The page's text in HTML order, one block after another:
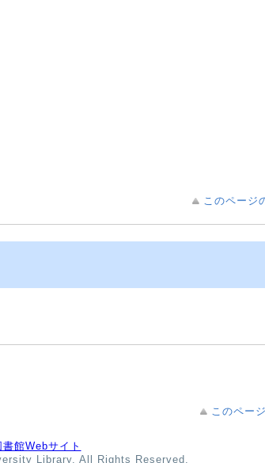
このページ
このペー
館Webサイト
Library. All Rights Reserved.